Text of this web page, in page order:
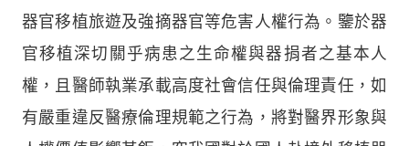
器官移植旅遊及強摘器官等危害人權行為。鑒於器
官移植深切關乎病患之生命權與器捐者之基本人
權，且醫師執業承載高度社會信任與倫理責任，如
有嚴重違反醫療倫理規範之行為，將對醫界形象與